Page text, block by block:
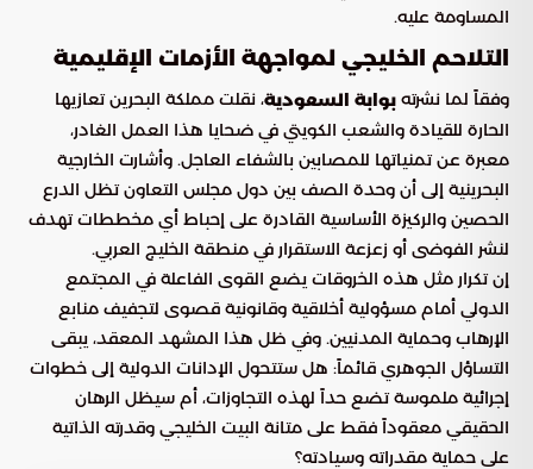
المساومة عليه.
التلاحم الخليجي لمواجهة الأزمات الإقليمية
وفقاً لما نشرته بوابة السعودية، نقلت مملكة البحرين تعازيها
الحارة للقيادة والشعب الكويتي في ضحايا هذا العمل الغادر،
معبرة عن تمنياتها للمصابين بالشفاء العاجل. وأشارت الخارجية
البحرينية إلى أن وحدة الصف بين دول مجلس التعاون تظل الدرع
الحصين والركيزة الأساسية القادرة على إحباط أي مخططات تهدف
لنشر الفوضى أو زعزعة الاستقرار في منطقة الخليج العربي.
إن تكرار مثل هذه الخروقات يضع القوى الفاعلة في المجتمع
الدولي أمام مسؤولية أخلاقية وقانونية قصوى لتجفيف منابع
الإرهاب وحماية المدنيين. وفي ظل هذا المشهد المعقد، يبقى
التساؤل الجوهري قائماً: هل ستتحول الإدانات الدولية إلى خطوات
إجرائية ملموسة تضع حداً لهذه التجاوزات، أم سيظل الرهان
الحقيقي معقوداً فقط على متانة البيت الخليجي وقدرته الذاتية
على حماية مقدراته وسيادته؟